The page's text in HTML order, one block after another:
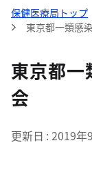
保健医療局トップ
東京都一類感
東京都一
会
更新日 2019年